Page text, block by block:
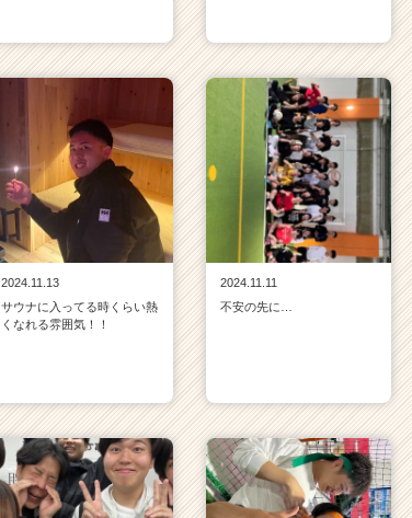
2024.11.13
サウナに入ってる時くらい熱
くなれる雰囲気！！
2024.11.11
不安の先に…